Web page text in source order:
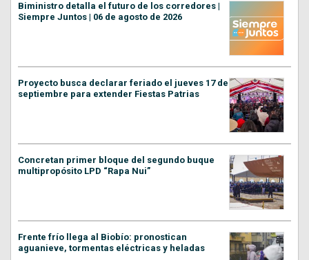
Biministro detalla el futuro de los corredores |
Siempre Juntos | 06 de agosto de 2026
Proyecto busca declarar feriado el jueves 17 de
septiembre para extender Fiestas Patrias
Concretan primer bloque del segundo buque
multipropósito LPD “Rapa Nui”
Frente frío llega al Biobío: pronostican
aguanieve, tormentas eléctricas y heladas